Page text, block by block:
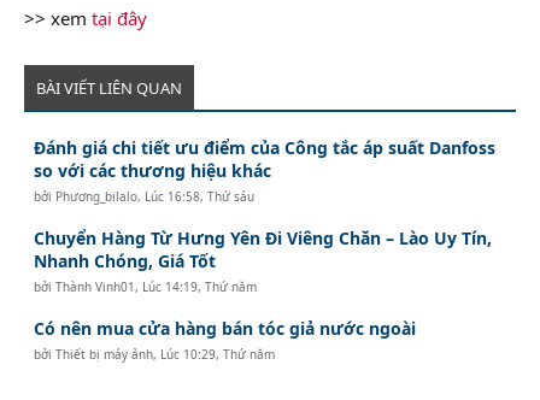
>> xem tại đây
BÀI VIẾT LIÊN QUAN
Đánh giá chi tiết ưu điểm của Công tắc áp suất Danfoss
so với các thương hiệu khác
bởi Phương_bilalo, Lúc 16:58, Thứ sáu
Chuyển Hàng Từ Hưng Yên Đi Viêng Chăn – Lào Uy Tín,
Nhanh Chóng, Giá Tốt
bởiThành Vinh01 , Lúc 14:19, Thứ năm
Có nên mua cửa hàng bán tóc giả nước ngoài
bởiThiết bị máy ảnh, Lúc 10:29, Thứ năm